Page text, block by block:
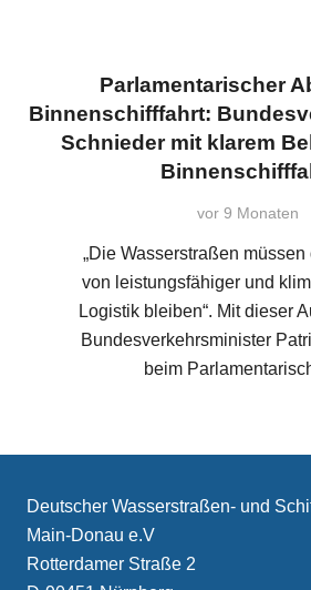
Parlamentarischer
Binnenschifffahrt:
Schnieder mit klarem
vor 9 Monaten
„Die Wasserstraßen
von leistungsfähiger und
Logistik bleiben“. Mit dieser
Bundesverkehrsminister
beim
Deutscher Wasserstraßen- und
Main-Donau e.V
Rotterdamer Straße 2